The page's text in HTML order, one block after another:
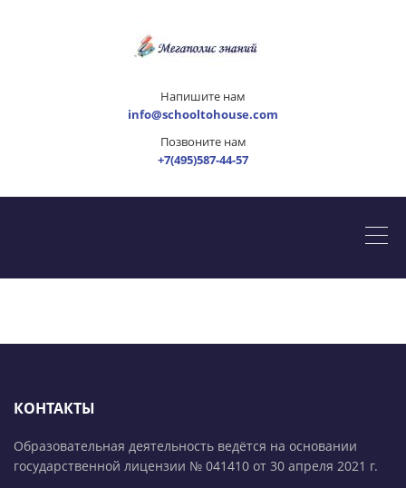
Напишите нам
info@schooltohouse.com
Позвоните нам
+7(495)587-44-57
КОНТАКТЫ
Образовательная деятельность ведётся на основании
государственной лицензии № 041410 от 30 апреля 2021 г.